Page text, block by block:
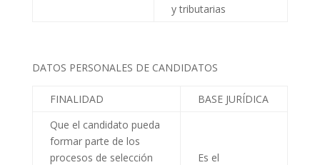
y tributarias
DATOS PERSONALES DE CANDIDATOS
FINALIDAD
BASE JURÍDICA
Que el candidato pueda
formar parte de los
procesos de selección
Es el